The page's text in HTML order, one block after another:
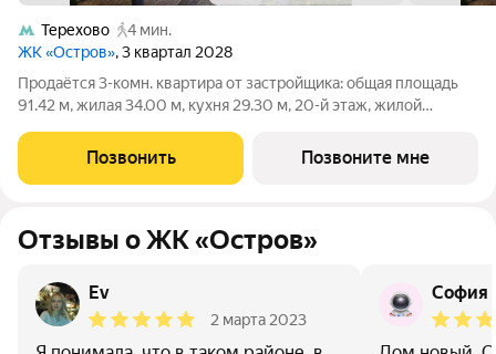
Терехово
4 мин.
ЖК «Остров», 3 квартал 2028
Продаётся 3-комн. квартира от застройщика: общая площадь
91.42 м, жилая 34.00 м, кухня 29.30 м, 20-й этаж, жилой
2028 года. 3 санузла (1 раздельный и 2 совмещенных). В жилой
зоне 2
Позвонить Позвоните мне
Отзывы о ЖК «Остров»
Ev
2 марта 2023
София